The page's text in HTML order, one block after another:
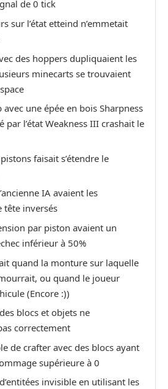
de 0 tick
sur l’état etteind n’emmetait
des hoppers dupliquaient les
minecarts se trouvaient
une épée en bois Sharpness
par l’état Weakness III crashait le
faisait s’étendre le
IA avaient les
tête inversés
par piston avaient un
inférieur à 50%
quand la monture sur laquelle
ou quand le joueur
(Encore :))
blocs et objets ne
correctement
de crafter avec des blocs ayant
supérieure à 0
invisible en utilisant les